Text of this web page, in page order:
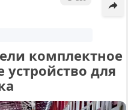
комплектное
устройство для